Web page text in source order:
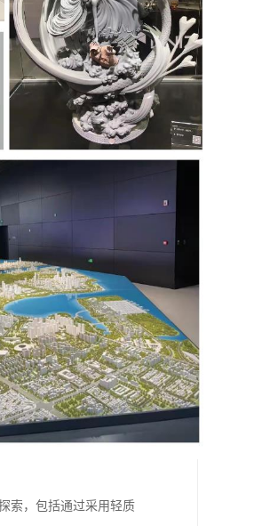
索，包括通过采用轻质